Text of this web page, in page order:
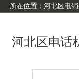
所在位置： 河北区电
河北区电话